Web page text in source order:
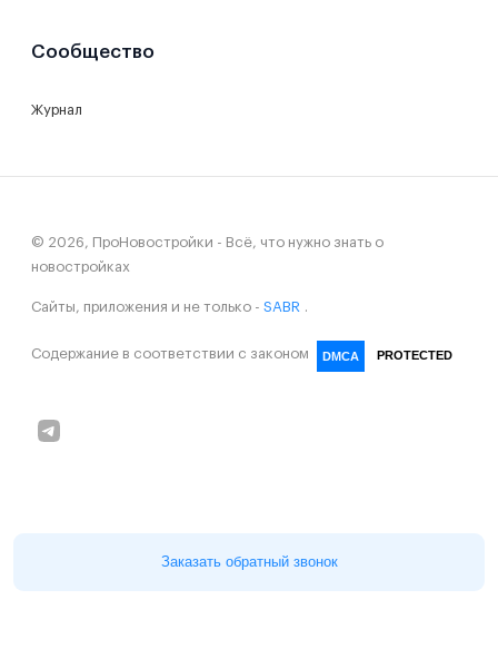
Заказать обратный звонок
Сообщество
Журнал
© 2026, ПроНовостройки - Всё, что нужно знать о
новостройках
Сайты, приложения и не только - SABR
Содержание в соответствии с законом DMCA PROTECTED